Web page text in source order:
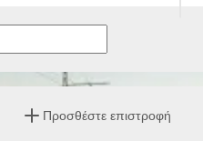
Προσθέστε επιστροφή